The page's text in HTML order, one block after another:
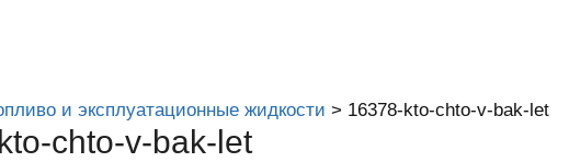
и эксплуатационные жидкости 16378-kto-chto-v-bak-let
chto-v-bak-let